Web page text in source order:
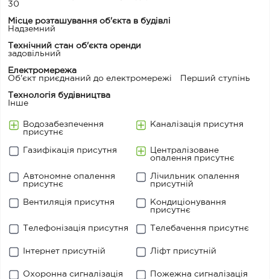
30
Місце розташування об'єкта в будівлі
Надземний
Технічний стан об'єкта оренди
задовільний
Електромережа
Об'єкт приєднаний до електромережі
Перший ступінь
Технологія будівництва
Iнше
Водозабезпечення
присутнє
Каналізація присутня
Газифікація присутня
Централізоване
опалення присутнє
Автономне опалення
присутнє
Лічильник опалення
присутній
Вентиляція присутня
Кондиціонування
присутнє
Телефонізація присутня Телебачення присутнє
Інтернет присутній Ліфт присутній
Охоронна сигналізація
Пожежна сигналізація